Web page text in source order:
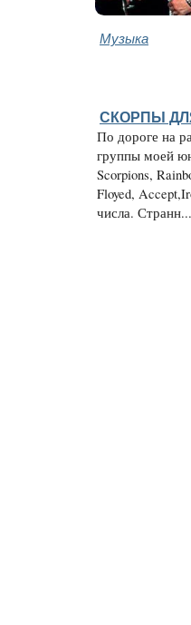
Музыка
СКОРПЫ
По дороге на
группы моей
Scorpions,
Floyed,
числа. Странн...